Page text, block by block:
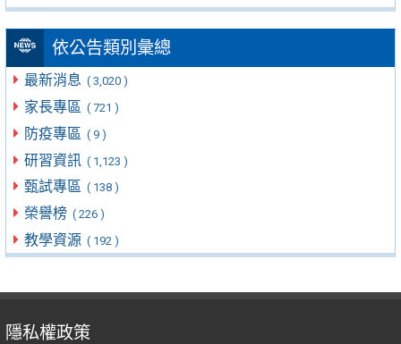
依公告類別彙總
最新消息 ( 3,020 )
家長專區 ( 721 )
防疫專區 ( 9 )
研習資訊 ( 1,123 )
甄試專區 ( 138 )
榮譽榜 ( 226 )
教學資源 ( 192 )
隱私權政策